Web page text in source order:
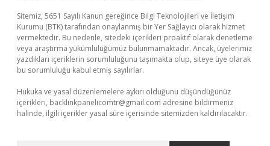
Sitemiz, 5651 Sayılı Kanun gereğince Bilgi Teknolojileri ve İletişim
Kurumu (BTK) tarafından onaylanmış bir Yer Sağlayıcı olarak hizmet
vermektedir. Bu nedenle, sitedeki içerikleri proaktif olarak denetleme
veya araştırma yükümlülüğümüz bulunmamaktadır. Ancak, üyelerimiz
yazdıkları içeriklerin sorumluluğunu taşımakta olup, siteye üye olarak
bu sorumluluğu kabul etmiş sayılırlar.
Hukuka ve yasal düzenlemelere aykırı olduğunu düşündüğünüz
içerikleri, backlinkpanelicomtr@gmail.com adresine bildirmeniz
halinde, ilgili içerikler yasal süre içerisinde sitemizden kaldırılacaktır.